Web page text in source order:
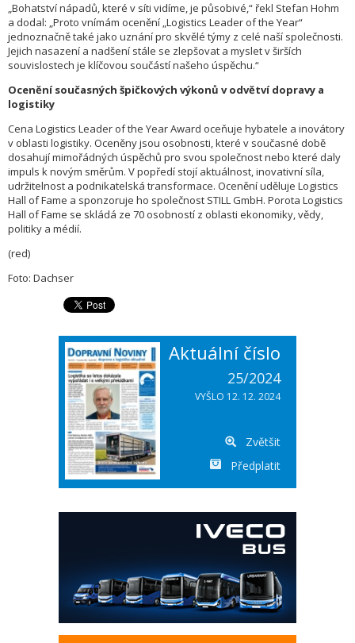
„Bohatství nápadů, které v síti vidíme, je působivé,“ řekl Stefan Hohm
a dodal: „Proto vnímám ocenění „Logistics Leader of the Year“
jednoznačně také jako uznání pro skvělé týmy z celé naší společnosti.
Jejich nasazení a nadšení stále se zlepšovat a myslet v širších
souvislostech je klíčovou součástí našeho úspěchu.“
Ocenění současných špičkových výkonů v odvětví dopravy a
logistiky
Cena Logistics Leader of the Year Award oceňuje hybatele a inovátory
v oblasti logistiky. Oceněny jsou osobnosti, které v současné době
dosahují mimořádných úspěchů pro svou společnost nebo které daly
impuls k novým směrům. V popředí stojí aktuálnost, inovativní síla,
udržitelnost a podnikatelská transformace. Ocenění uděluje Logistics
Hall of Fame a sponzoruje ho společnost STILL GmbH. Porota Logistics
Hall of Fame se skládá ze 70 osobností z oblasti ekonomiky, vědy,
politiky a médií.
(red)
Foto: Dachser
Aktuální číslo
25/2024
VYŠLO 12. 12. 2024
Zvětšit
Předplatit